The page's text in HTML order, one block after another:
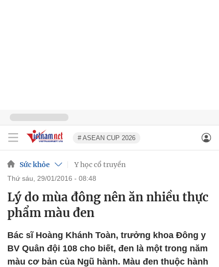
# ASEAN CUP 2026
Sức khỏe Y học cổ truyền
thứ sáu, 29/01/2016 - 08:48
Lý do mùa đông nên ăn nhiều thực
phẩm màu đen
Bác sĩ Hoàng Khánh Toàn, trưởng khoa Đông y
BV Quân đội 108 cho biết, đen là một trong năm
màu cơ bản của Ngũ hành. Màu đen thuộc hành